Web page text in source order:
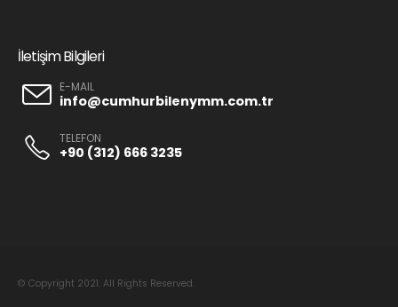
İletişim Bilgileri
E-MAIL
info@cumhurbilenymm.com.tr
TELEFON
+90 (312) 666 3235
© Copyright 2021. All Rights Reserved.